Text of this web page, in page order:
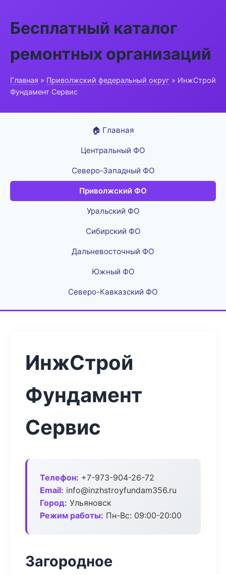
Бесплатный каталог
ремонтных организаций
Главная » Приволжский федеральный округ » ИнжСтрой
Фундамент Сервис
🏠 Главная
Центральный ФО
Северо-Западный ФО
Приволжский ФО
Уральский ФО
Сибирский ФО
Дальневосточный ФО
Южный ФО
Северо-Кавказский ФО
ИнжСтрой
Фундамент
Сервис
Телефон: +7-973-904-26-72
Email: info@inzhstroyfundam356.ru
Город: Ульяновск
Режим работы: Пн-Вс: 09:00-20:00
Загородное